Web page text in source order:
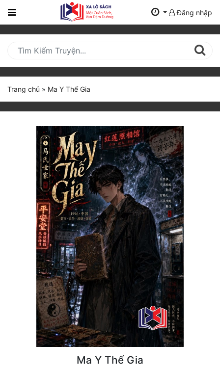
Trang
Mới
Cập
Nhật
(current)
Truyện Mới Ra
Hoàn Thành
Truyện Convert
Truyện Dịch
Truyện Nhập Môn
Truyện ngắn
Đăng nhập
Trang chủ » Ma Y Thế Gia
Ma Y Thế Gia